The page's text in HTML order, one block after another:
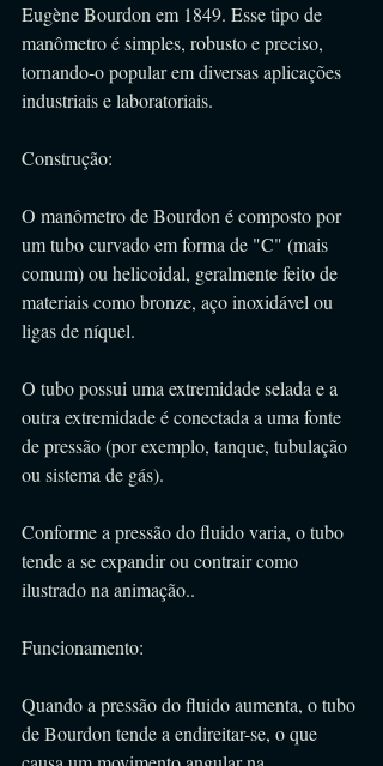
Eugène Bourdon em 1849. Esse tipo de
manômetro é simples, robusto e preciso,
tornando-o popular em diversas aplicações
industriais e laboratoriais.
Construção:
O manômetro de Bourdon é composto por
um tubo curvado em forma de "C" (mais
comum) ou helicoidal, geralmente feito de
materiais como bronze, aço inoxidável ou
ligas de níquel.
O tubo possui uma extremidade selada e a
outra extremidade é conectada a uma fonte
de pressão (por exemplo, tanque, tubulação
ou sistema de gás).
Conforme a pressão do fluido varia, o tubo
tende a se expandir ou contrair como
ilustrado na animação..
Funcionamento:
Quando a pressão do fluido aumenta, o tubo
de Bourdon tende a endireitar-se, o que